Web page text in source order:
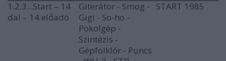
1.2.3...Start – 14
dal – 14 előadó
Giterátor - Smog -
Gigi - So-ho -
Pokolgép -
Szintézis -
Gépfolklór - Puncs
START 1985